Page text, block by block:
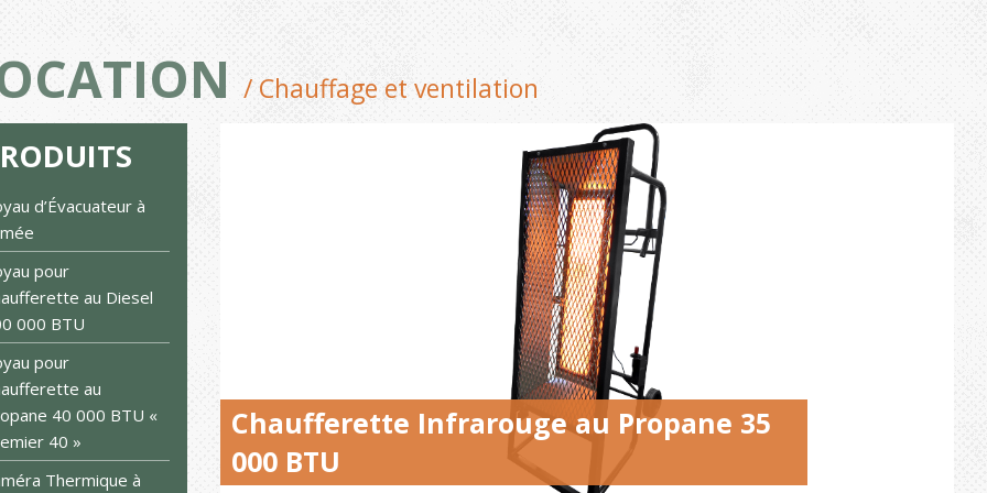
/ Chauffage et ventilation
d’Évacuateur à
pour
au Diesel
000 BTU
pour
au
40 000 BTU «
40 »
Thermique à
Chaufferette Infrarouge au Propane 35
000 BTU